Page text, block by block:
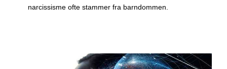
narcissisme ofte stammer fra barndommen.